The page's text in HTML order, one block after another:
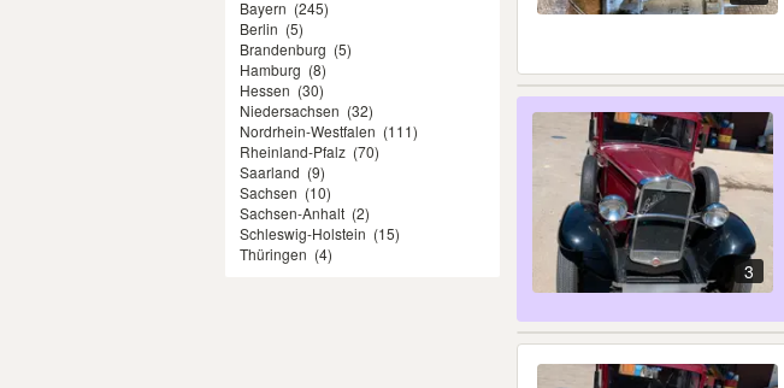
Bayern (245)
Berlin (5)
Brandenburg (5)
Hamburg (8)
Hessen (30)
Niedersachsen (32)
Nordrhein-Westfalen (111)
Rheinland-Pfalz (70)
Saarland (9)
Sachsen (10)
Sachsen-Anhalt (2)
Schleswig-Holstein (15)
Thüringen (4)
3